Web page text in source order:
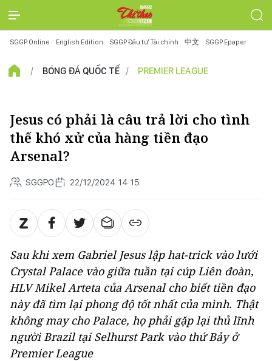
SGGP Online English Edition SGGP Đầu tư Tài chính 中文 SGGP Epaper
BÓNG ĐÁ QUỐC TẾ PREMIER LEAGUE
Jesus có phải là câu trả lời cho tình
thế khó xử của hàng tiền đạo
Arsenal?
SGGPO 22/12/2024 14:15
Sau khi xem Gabriel Jesus lập hat-trick vào lưới
Crystal Palace vào giữa tuần tại cúp Liên đoàn,
HLV Mikel Arteta của Arsenal cho biết tiền đạo
này đã tìm lại phong độ tốt nhất của mình. Thật
không may cho Palace, họ phải gặp lại thủ lĩnh
người Brazil tại Selhurst Park vào thứ Bảy ở
Premier League